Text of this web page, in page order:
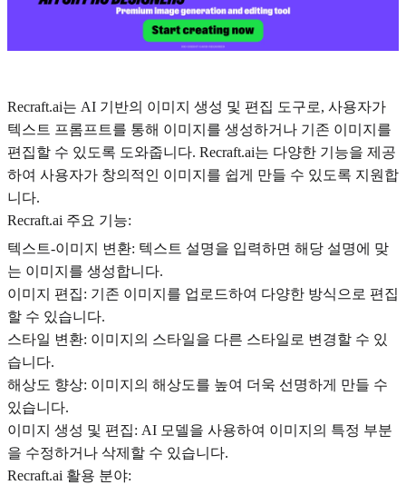
Recraft.ai는 AI 기반의 이미지 생성 및 편집 도구로, 사용자가
텍스트 프롬프트를 통해 이미지를 생성하거나 기존 이미지를
편집할 수 있도록 도와줍니다. Recraft.ai는 다양한 기능을 제공
하여 사용자가 창의적인 이미지를 쉽게 만들 수 있도록 지원합
니다.
Recraft.ai 주요 기능:
텍스트-이미지 변환: 텍스트 설명을 입력하면 해당 설명에 맞
는 이미지를 생성합니다.
이미지 편집: 기존 이미지를 업로드하여 다양한 방식으로 편집
할 수 있습니다.
스타일 변환: 이미지의 스타일을 다른 스타일로 변경할 수 있
습니다.
해상도 향상: 이미지의 해상도를 높여 더욱 선명하게 만들 수
있습니다.
이미지 생성 및 편집: AI 모델을 사용하여 이미지의 특정 부분
을 수정하거나 삭제할 수 있습니다.
Recraft.ai 활용 분야: